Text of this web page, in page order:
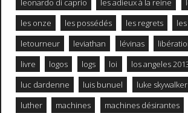
leonardo di caprio les adieux à la reine
les onze
les possédés les regrets
letourneur
leviathan lévinas
livre
logos logs loi los angeles
luc dardenne
luis bunuel luke skywalker
luther
machines machines désirantes